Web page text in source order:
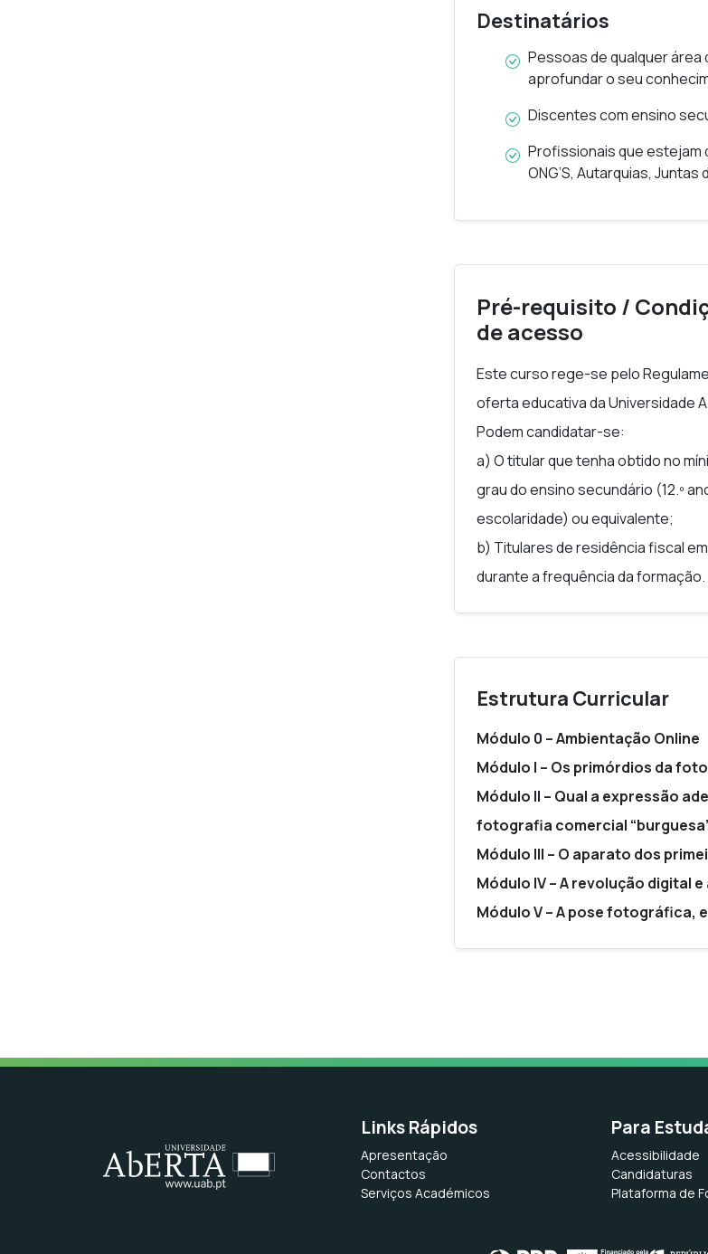
performativos da pose;
Capacidade de pensar a
história da arte, filosofia,
Competência reflexiva
contemporaneidade,
Destinatários
Pessoas de qualquer
aprofundar o seu
Discentes com ensino
Profissionais que estejam
ONG’S, Autarquias,
Pré-requisito /
de acesso
Este curso rege-se pelo
oferta educativa da Universidade
Podem candidatar-se:
a) O titular que tenha obtido no
grau do ensino secundário (12.º
escolaridade) ou equivalente;
b) Titulares de residência fiscal
durante a frequência da formação.
Estrutura Curricular
Módulo 0 – Ambientação Online
Módulo I – Os primórdios da
Módulo II – Qual a expressão
fotografia comercial
Módulo III – O aparato dos
Módulo IV – A revolução digital
Módulo V – A pose fotográfica,
Links Rápidos
Apresentação
Contactos
Serviços Académicos
Para
Acessibilidade
Candidaturas
Plataforma de